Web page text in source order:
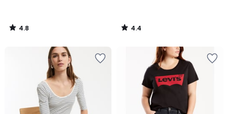
4.8
/
4.4
/